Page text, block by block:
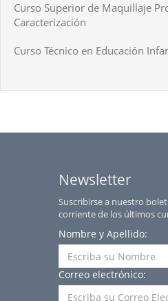
Curso Superior de Maquillaje
Caracterización
Curso Técnico en Educación
Newsletter
Suscribirse a nuestro
corriente de los últimos
Nombre y Apellido:
Correo electrónico: